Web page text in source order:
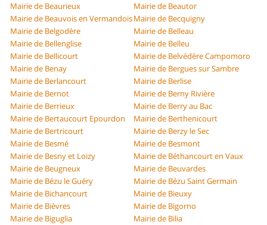
Mairie de Beaurieux
Mairie de Beautor
Mairie de Beauvois en VermandoisMairie de Becquigny
Mairie de Belgodère
Mairie de Belleau
Mairie de Bellenglise
Mairie de Belleu
Mairie de Bellicourt
Mairie de Belvédère Campomoro
Mairie de Benay
Mairie de Bergues sur Sambre
Mairie de Berlancourt
Mairie de Berlise
Mairie de Bernot
Mairie de Berny Rivière
Mairie de Berrieux
Mairie de Berry au Bac
Mairie de Bertaucourt Epourdon
Mairie de Berthenicourt
Mairie de Bertricourt
Mairie de Berzy le Sec
Mairie de Besmé
Mairie de Besmont
Mairie de Besny et Loizy
Mairie de Béthancourt en Vaux
Mairie de Beugneux
Mairie de Beuvardes
Mairie de Bézu le Guéry
Mairie de Bézu Saint Germain
Mairie de Bichancourt
Mairie de Bieuxy
Mairie de Bièvres
Mairie de Bigorno
Mairie de Biguglia
Mairie de Bilia